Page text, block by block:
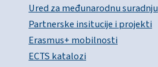
Ured za međunarodnu suradnju
Partnerske insitucije i projekti
Erasmus+ mobilnosti
ECTS katalozi